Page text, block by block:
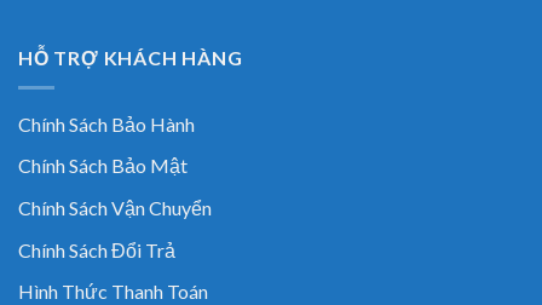
HỖ TRỢ KHÁCH HÀNG
Chính Sách Bảo Hành
Chính Sách Bảo Mật
Chính Sách Vận Chuyển
Chính Sách Đổi Trả
Hình Thức Thanh Toán